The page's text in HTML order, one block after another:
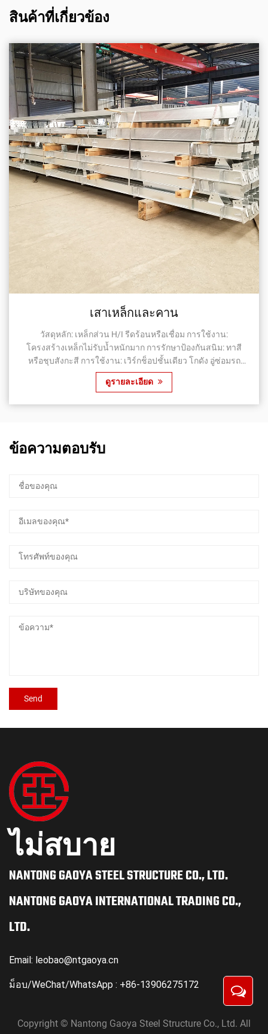
สินค้าที่เกี่ยวข้อง
เสาเหล็กและคาน
วัสดุหลัก: เหล็กส่วน H/I รีดร้อนหรือเชื่อม การใช้งาน:
โครงสร้างเหล็กไม่รับน้ำหนักมาก การรักษาป้องกันสนิม: ทาสี
หรือชุบสังกะสี การใช้งาน: เวิร์กช็อปชั้นเดียว โกดัง อู่ซ่อมรถ
ห้องนิทรรศการ เล...
ดูรายละเอียด
ข้อความตอบรับ
ไม่สบาย
NANTONG GAOYA STEEL STRUCTURE CO., LTD.
NANTONG GAOYA INTERNATIONAL TRADING CO.,
LTD.
Email: leobao@ntgaoya.cn
ม็อบ/WeChat/WhatsApp : +86-13906275172
Copyright © Nantong Gaoya Steel Structure Co., Ltd. All